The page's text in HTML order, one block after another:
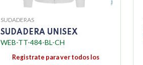
SUDADERAS
SUDADERA UNISEX
WEB-TT-484-BL-CH
Registrate para ver todos los